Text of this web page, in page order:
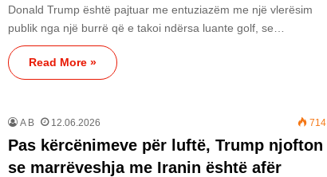
Donald Trump është pajtuar me entuziazëm me një vlerësim
publik nga një burrë që e takoi ndërsa luante golf, se…
Read More »
A B 12.06.2026 714
Pas kërcënimeve për luftë, Trump njofton
se marrëveshja me Iranin është afër